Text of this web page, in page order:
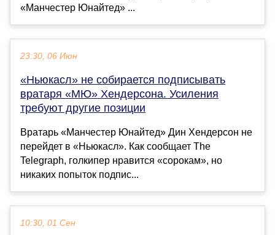
«Манчестер Юнайтед» ...
23:30, 06 Июн
«Ньюкасл» не собирается подписывать
вратаря «МЮ» Хендерсона. Усиления
требуют другие позиции
Вратарь «Манчестер Юнайтед» Дин Хендерсон не
перейдет в «Ньюкасл». Как сообщает The
Telegraph, голкипер нравится «сорокам», но
никаких попыток подпис...
10:30, 01 Сен